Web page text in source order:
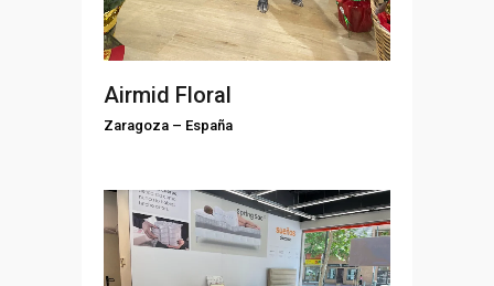
Airmid Floral
Zaragoza – España